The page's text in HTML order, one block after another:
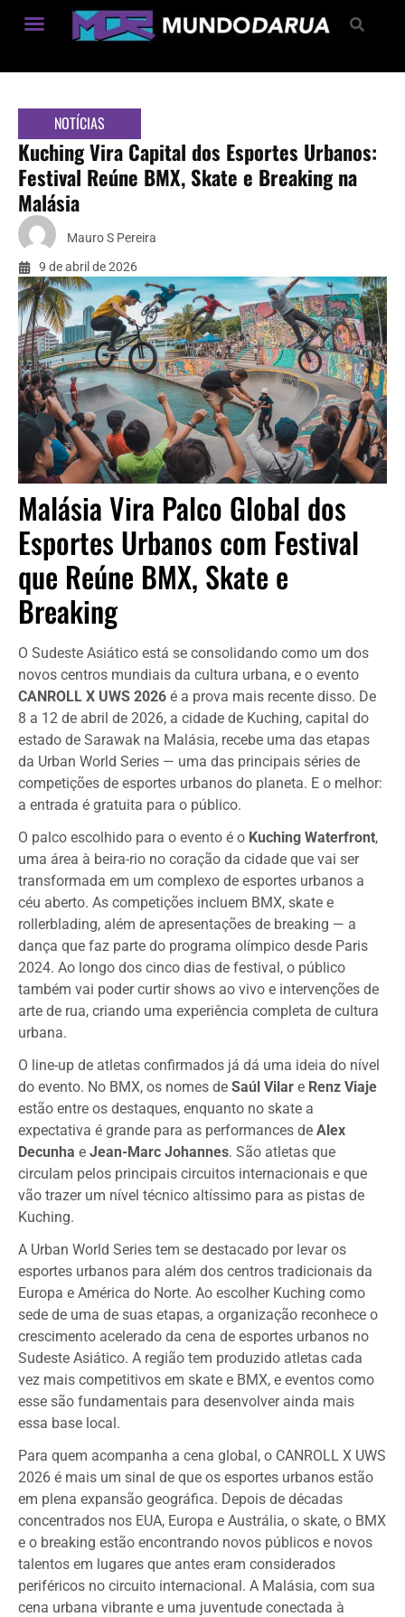
NOTÍCIAS
Kuching Vira Capital dos Esportes Urbanos:
Festival Reúne BMX, Skate e Breaking na
Malásia
Mauro S Pereira
9 de abril de 2026
Malásia Vira Palco Global dos
Esportes Urbanos com Festival
que Reúne BMX, Skate e
Breaking
O Sudeste Asiático está se consolidando como um dos
novos centros mundiais da cultura urbana, e o evento
CANROLL X UWS 2026 é a prova mais recente disso. De
8 a 12 de abril de 2026, a cidade de Kuching, capital do
estado de Sarawak na Malásia, recebe uma das etapas
da Urban World Series — uma das principais séries de
competições de esportes urbanos do planeta. E o melhor:
a entrada é gratuita para o público.
O palco escolhido para o evento é o Kuching Waterfront,
uma área à beira-rio no coração da cidade que vai ser
transformada em um complexo de esportes urbanos a
céu aberto. As competições incluem BMX, skate e
rollerblading, além de apresentações de breaking — a
dança que faz parte do programa olímpico desde Paris
2024. Ao longo dos cinco dias de festival, o público
também vai poder curtir shows ao vivo e intervenções de
arte de rua, criando uma experiência completa de cultura
urbana.
O line-up de atletas confirmados já dá uma ideia do nível
do evento. No BMX, os nomes de Saúl Vilar e Renz Viaje
estão entre os destaques, enquanto no skate a
expectativa é grande para as performances de Alex
Decunha e Jean-Marc Johannes. São atletas que
circulam pelos principais circuitos internacionais e que
vão trazer um nível técnico altíssimo para as pistas de
Kuching.
A Urban World Series tem se destacado por levar os
esportes urbanos para além dos centros tradicionais da
Europa e América do Norte. Ao escolher Kuching como
sede de uma de suas etapas, a organização reconhece o
crescimento acelerado da cena de esportes urbanos no
Sudeste Asiático. A região tem produzido atletas cada
vez mais competitivos em skate e BMX, e eventos como
esse são fundamentais para desenvolver ainda mais
essa base local.
Para quem acompanha a cena global, o CANROLL X UWS
2026 é mais um sinal de que os esportes urbanos estão
em plena expansão geográfica. Depois de décadas
concentrados nos EUA, Europa e Austrália, o skate, o BMX
e o breaking estão encontrando novos públicos e novos
talentos em lugares que antes eram considerados
periféricos no circuito internacional. A Malásia, com sua
cena urbana vibrante e uma juventude conectada à